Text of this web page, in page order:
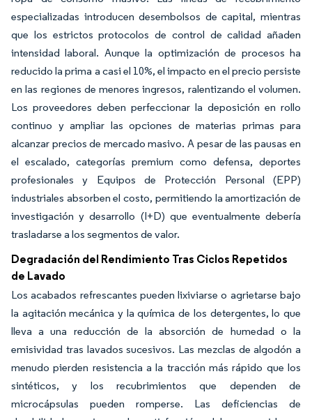
especializadas introducen desembolsos de capital, mientras
que los estrictos protocolos de control de calidad añaden
intensidad laboral. Aunque la optimización de procesos ha
reducido la prima a casi el 10%, el impacto en el precio persiste
en las regiones de menores ingresos, ralentizando el volumen.
Los proveedores deben perfeccionar la deposición en rollo
continuo y ampliar las opciones de materias primas para
alcanzar precios de mercado masivo. A pesar de las pausas en
el escalado, categorías premium como defensa, deportes
profesionales y Equipos de Protección Personal (EPP)
industriales absorben el costo, permitiendo la amortización de
investigación y desarrollo (I+D) que eventualmente debería
trasladarse a los segmentos de valor.
Degradación del Rendimiento Tras Ciclos Repetidos
de Lavado
Los acabados refrescantes pueden lixiviarse o agrietarse bajo
la agitación mecánica y la química de los detergentes, lo que
lleva a una reducción de la absorción de humedad o la
emisividad tras lavados sucesivos. Las mezclas de algodón a
menudo pierden resistencia a la tracción más rápido que los
sintéticos, y los recubrimientos que dependen de
microcápsulas pueden romperse. Las deficiencias de